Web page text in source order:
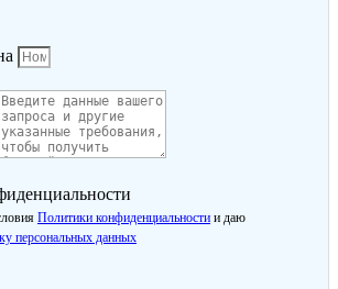
Политики конфиденциальности и даю
персональных данных